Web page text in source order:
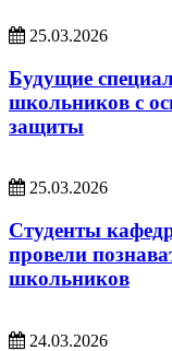
25.03.2026
Будущие
школьников с
защиты
25.03.2026
Студенты
провели
школьников
24.03.2026